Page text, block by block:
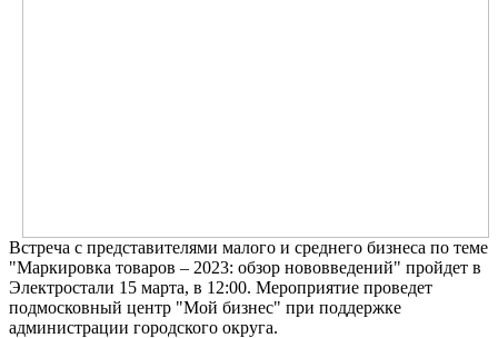
Встреча с представителями малого и среднего бизнеса по теме
"Маркировка товаров – 2023: обзор нововведений" пройдет в
Электростали 15 марта, в 12:00. Мероприятие проведет
подмосковный центр "Мой бизнес" при поддержке
администрации городского округа.